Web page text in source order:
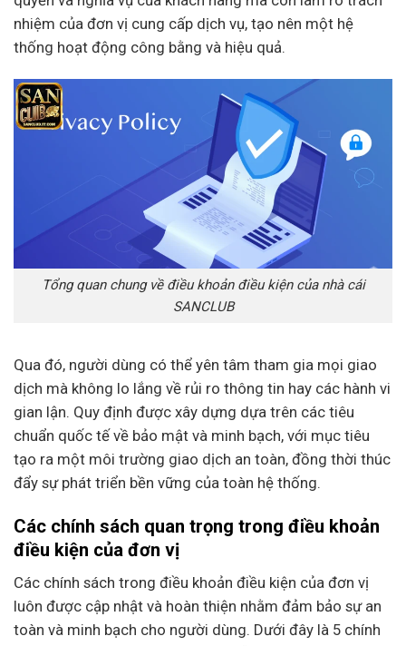
nhiệm của đơn vị cung cấp dịch vụ, tạo nên một hệ
thống hoạt động công bằng và hiệu quả.
Tổng quan chung về điều khoản điều kiện của nhà cái
SANCLUB
Qua đó, người dùng có thể yên tâm tham gia mọi giao
dịch mà không lo lắng về rủi ro thông tin hay các hành vi
gian lận. Quy định được xây dựng dựa trên các tiêu
chuẩn quốc tế về bảo mật và minh bạch, với mục tiêu
tạo ra một môi trường giao dịch an toàn, đồng thời thúc
đẩy sự phát triển bền vững của toàn hệ thống.
Các chính sách quan trọng trong điều khoản
điều kiện của đơn vị
Các chính sách trong điều khoản điều kiện của đơn vị
luôn được cập nhật và hoàn thiện nhằm đảm bảo sự an
toàn và minh bạch cho người dùng. Dưới đây là 5 chính